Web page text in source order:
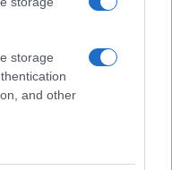
storage
and other
con Avis Olbia al
in calo